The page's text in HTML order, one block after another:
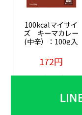
100kcalマイサイ
ズ　キーマカレー
(中辛）：100g入
172円
販売価格(税込)